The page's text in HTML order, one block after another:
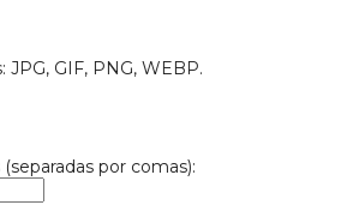
JPG, GIF, PNG, WEBP.
por comas):